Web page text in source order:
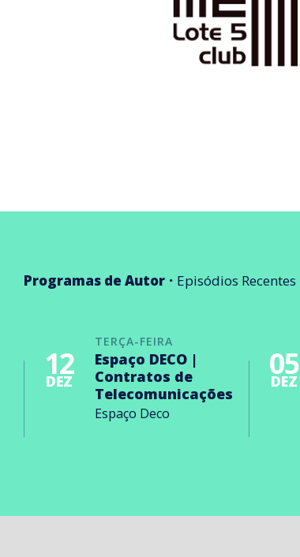
Programas de Autor Episódios Recentes
TERÇA-FEIRA
12
DEZ
Espaço DECO |
Contratos de
Telecomunicações
Espaço Deco
05
DEZ